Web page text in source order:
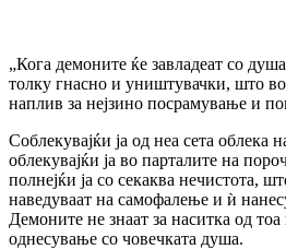
„Кога демоните ќе завладеат со
толку гнасно и уништувачки, што
наплив за нејзино посрамување и
Соблекувајќи ја од неа сета облека
облекувајќи ја во парталите на
полнејќи ја со секаква нечистота,
наведуваат на самофалење и ѝ
Демоните не знаат за наситка од
однесување со човечката душа.